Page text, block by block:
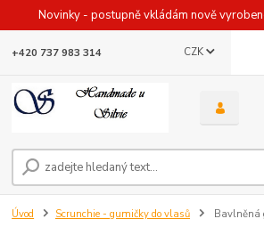
Novinky - postupně vkládám nově
CZK
+420 737 983 314
Úvod Scrunchie - gumičky do vlasů Bavlněná